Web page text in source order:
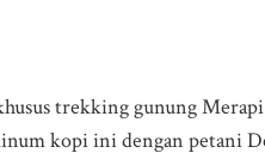
trekking gunung
kopi ini dengan petani